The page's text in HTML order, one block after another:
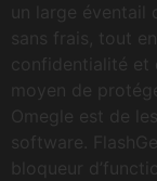
un large éventail
sans frais, tout
confidentialité et
moyen de
Omegle est de
software.
bloqueur